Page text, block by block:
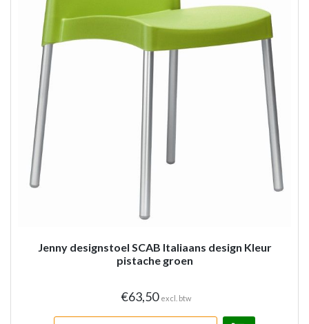
Jenny designstoel SCAB Italiaans design Kleur
pistache groen
€63,50 excl. btw